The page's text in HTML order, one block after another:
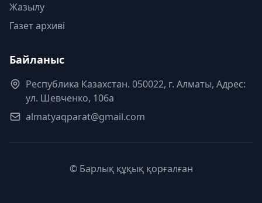
Жазылу
Газет архиві
Байланыс
Республика Казахстан. 050022, г. Алматы, Адрес:
ул. Шевченко, 106а
almatyaqparat@gmail.com
© Барлық құқық қорғалған